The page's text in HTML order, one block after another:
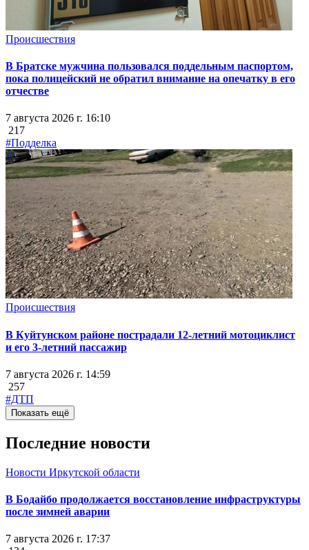
Происшествия
В Братске мужчина пользовался поддельным паспортом,
пока полицейский не обратил внимание на опечатку в его
отчестве
7 августа 2026 г. 16:10
217
#Подделка
Происшествия
В Куйтунском районе пострадали 12-летний мотоциклист
и его 3-летний пассажир
7 августа 2026 г. 14:59
257
#ДТП
Показать ещё
Последние новости
Новости Иркутской области
В Бодайбо продолжается восстановление инфраструктуры
после зимней аварии
7 августа 2026 г. 17:37